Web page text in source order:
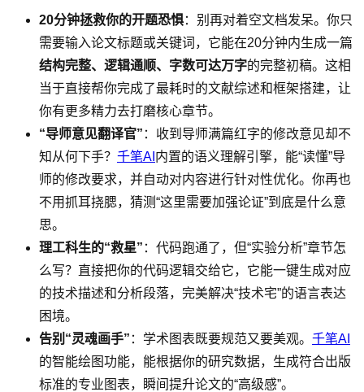
20分钟拯救你的开题恐惧：别再对着空文档发呆。你只
需要输入论文标题或关键词，它能在20分钟内生成一篇
结构完整、逻辑通顺、字数可达万字的完整初稿。这相
当于直接帮你完成了最耗时的文献综述和框架搭建，让
你有更多精力去打磨核心章节。
“导师意见翻译官” ：收到导师满篇红字的修改意见却不
知从何下手？ 千笔AI 内置的语义理解引擎，能“读懂”导
师的修改要求，并自动对内容进行针对性优化。你再也
不用抓耳挠腮，猜测“这里需要加强论证”到底是什么意
思。
理工科生的“救星” ：代码跑通了，但“实验分析”章节怎
么写？直接把你的代码逻辑交给它，它能一键生成对应
的技术描述和分析段落，完美解决“技术宅”的语言表达
困境。
告别“灵魂画手” ：学术图表既要规范又要美观。 千笔AI
的智能绘图功能，能根据你的研究数据，生成符合出版
标准的专业图表，瞬间提升论文的“高级感”。